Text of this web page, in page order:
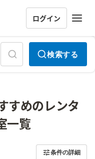
ログイン
検索する
すめのレンタ
一覧
条件の詳細